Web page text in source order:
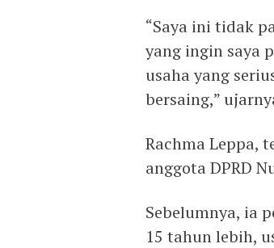
“Saya ini tidak
yang ingin saya
usaha yang
bersaing,”
Rachma Leppa,
anggota DPRD
Sebelumnya, ia
15 tahun lebih,